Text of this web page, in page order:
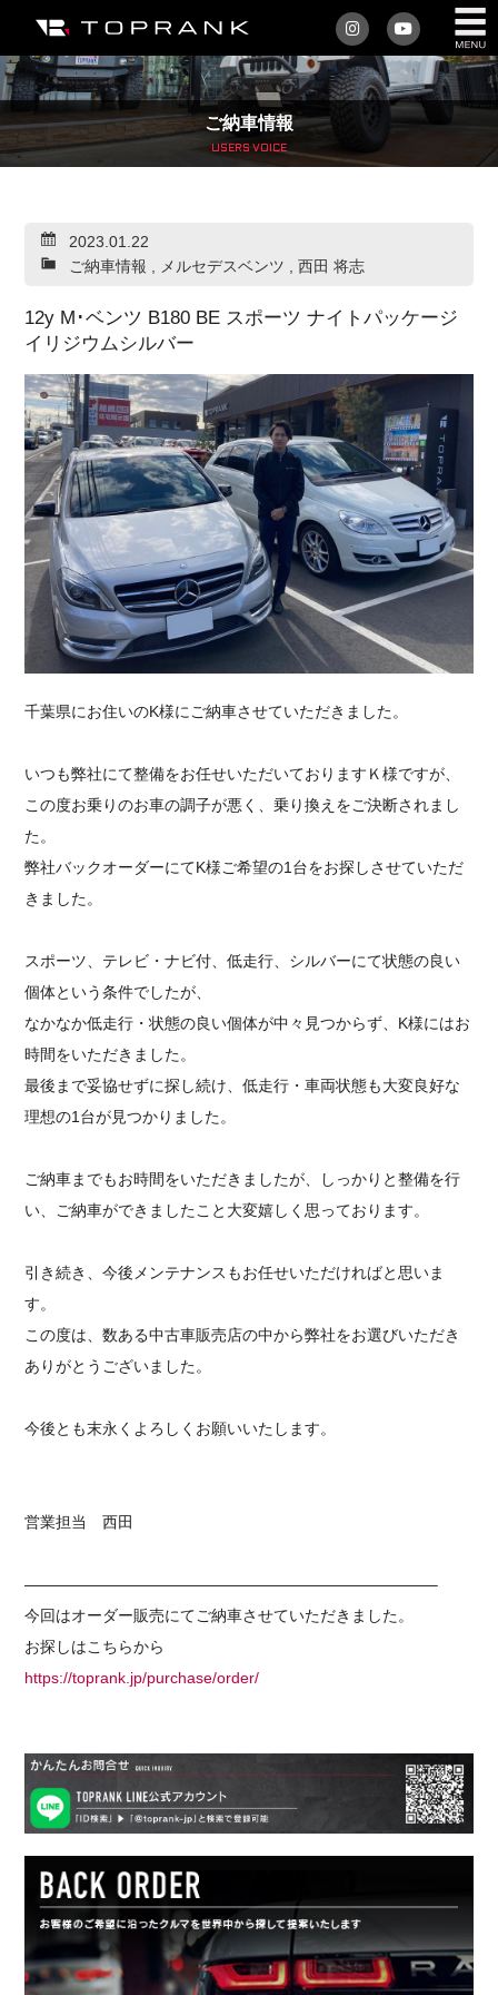
私たちについて
車を買う
アフターサービス
インフォメーション
トップランク・マガジン
採用情報
ご納車情報
USERS VOICE
2023.01.22
ご納車情報 , メルセデスベンツ , 西田 将志
12y M･ベンツ B180 BE スポーツ ナイトパッケージ
イリジウムシルバー
千葉県にお住いのK様にご納車させていただきました。
いつも弊社にて整備をお任せいただいておりますＫ様ですが、
この度お乗りのお車の調子が悪く、乗り換えをご決断されまし
た。
弊社バックオーダーにてK様ご希望の1台をお探しさせていただ
きました。
スポーツ、テレビ・ナビ付、低走行、シルバーにて状態の良い
個体という条件でしたが、
なかなか低走行・状態の良い個体が中々見つからず、K様にはお
時間をいただきました。
最後まで妥協せずに探し続け、低走行・車両状態も大変良好な
理想の1台が見つかりました。
ご納車までもお時間をいただきましたが、しっかりと整備を行
い、ご納車ができましたこと大変嬉しく思っております。
引き続き、今後メンテナンスもお任せいただければと思いま
す。
この度は、数ある中古車販売店の中から弊社をお選びいただき
ありがとうございました。
今後とも末永くよろしくお願いいたします。
営業担当 西田
——————————————————————————–
今回はオーダー販売にてご納車させていただきました。
お探しはこちらから
https://toprank.jp/purchase/order/